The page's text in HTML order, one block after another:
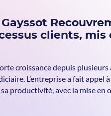
clients,
croissance depuis plusieurs
L’entreprise a fait appel
productivité, avec la mise en